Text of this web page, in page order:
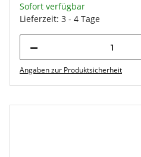
Sofort verfügbar
Lieferzeit: 3 - 4 Tage
Angaben zur Produktsicherheit